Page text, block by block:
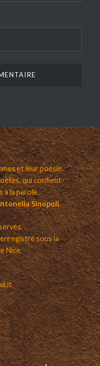
et leur poésie.
qui confient
à la parole.
Sinopoli.
sous la
Nice.